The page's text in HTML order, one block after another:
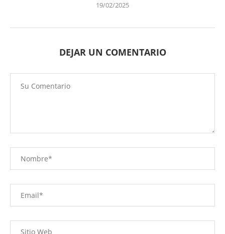
19/02/2025
DEJAR UN COMENTARIO